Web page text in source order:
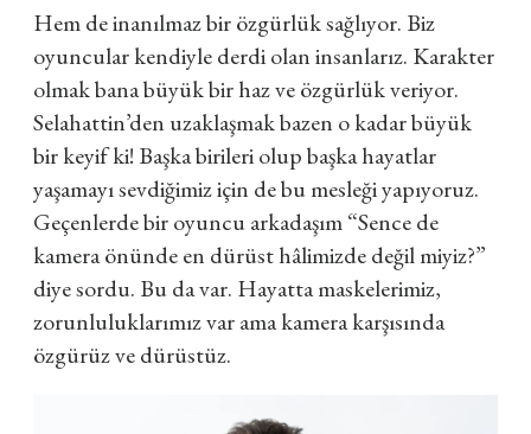
Hem de inanılmaz bir özgürlük sağlıyor. Biz
oyuncular kendiyle derdi olan insanlarız. Karakter
olmak bana büyük bir haz ve özgürlük veriyor.
Selahattin’den uzaklaşmak bazen o kadar büyük
bir keyif ki! Başka birileri olup başka hayatlar
yaşamayı sevdiğimiz için de bu mesleği yapıyoruz.
Geçenlerde bir oyuncu arkadaşım “Sence de
kamera önünde en dürüst hâlimizde değil miyiz?”
diye sordu. Bu da var. Hayatta maskelerimiz,
zorunluluklarımız var ama kamera karşısında
özgürüz ve dürüstüz.